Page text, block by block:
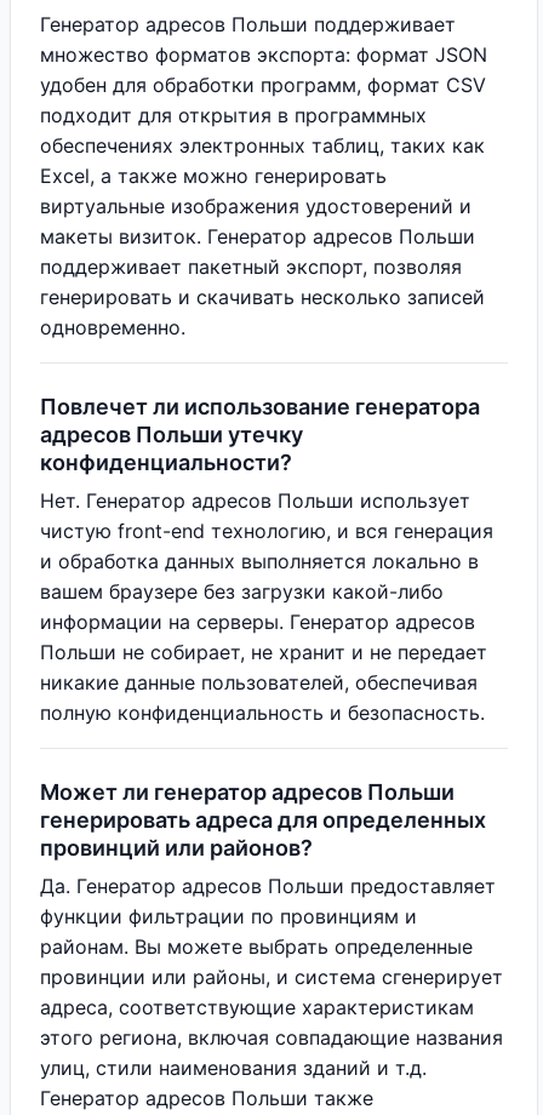
Генератор адресов Польши поддерживает
множество форматов экспорта: формат JSON
удобен для обработки программ, формат CSV
подходит для открытия в программных
обеспечениях электронных таблиц, таких как
Excel, а также можно генерировать
виртуальные изображения удостоверений и
макеты визиток. Генератор адресов Польши
поддерживает пакетный экспорт, позволяя
генерировать и скачивать несколько записей
одновременно.
Повлечет ли использование генератора
адресов Польши утечку
конфиденциальности?
Нет. Генератор адресов Польши использует
чистую front-end технологию, и вся генерация
и обработка данных выполняется локально в
вашем браузере без загрузки какой-либо
информации на серверы. Генератор адресов
Польши не собирает, не хранит и не передает
никакие данные пользователей, обеспечивая
полную конфиденциальность и безопасность.
Может ли генератор адресов Польши
генерировать адреса для определенных
провинций или районов?
Да. Генератор адресов Польши предоставляет
функции фильтрации по провинциям и
районам. Вы можете выбрать определенные
провинции или районы, и система сгенерирует
адреса, соответствующие характеристикам
этого региона, включая совпадающие названия
улиц, стили наименования зданий и т.д.
Генератор адресов Польши также